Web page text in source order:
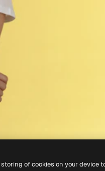
of cookies on your device